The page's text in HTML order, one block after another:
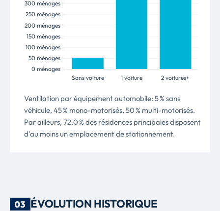
Ventilation par équipement automobile: 5 % sans
véhicule, 45 % mono-motorisés, 50 % multi-motorisés.
Par ailleurs, 72,0 % des résidences principales disposent
d'au moins un emplacement de stationnement.
03 ÉVOLUTION HISTORIQUE